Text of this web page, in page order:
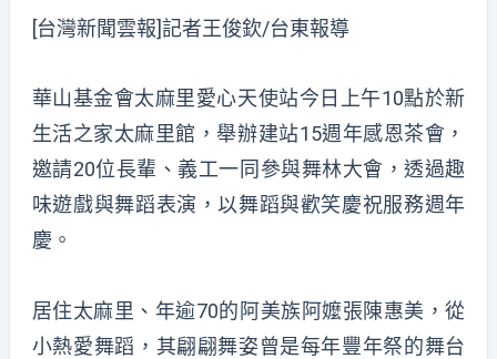
[台灣新聞雲報]記者王俊欽/台東報導
華山基金會太麻里愛心天使站今日上午10點於新
生活之家太麻里館，舉辦建站15週年感恩茶會，
邀請20位長輩、義工一同參與舞林大會，透過趣
味遊戲與舞蹈表演，以舞蹈與歡笑慶祝服務週年
慶。
居住太麻里、年逾70的阿美族阿嬤張陳惠美，從
小熱愛舞蹈，其翩翩舞姿曾是每年豐年祭的舞台